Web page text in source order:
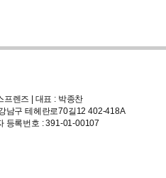
프렌즈 | 대표 : 박종찬
남구 테헤란로70길12 402-418A
등록번호 : 391-01-00107